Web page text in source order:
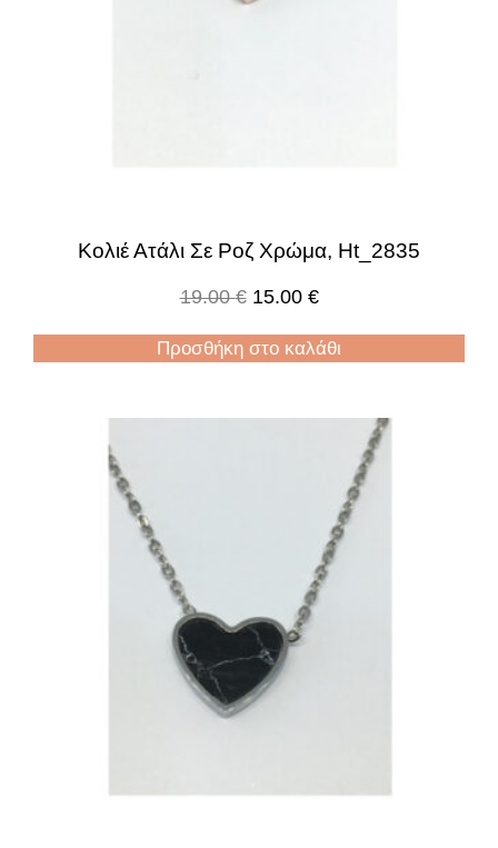
Κολιέ Ατάλι Σε Ροζ Χρώμα, Ht_2835
19.00€ 15.00 €
Προσθήκη στο καλάθι